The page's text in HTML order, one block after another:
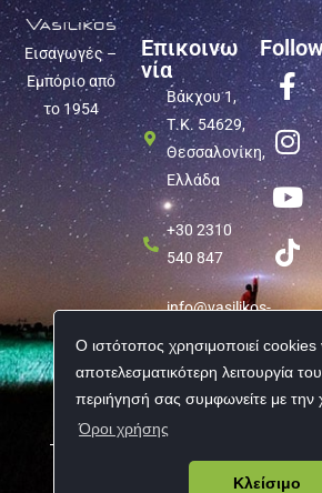
Ο ιστότοπος χρησιμοποιεί cookies
αποτελεσματικότερη λειτουργία
περιήγησή σας συμφωνείτε με
Όροι χρήσης
Κλείσιμο
Εισαγωγές –
Εμπόριο από
το 1954
Επικοινω
νία
Βάκχου 1,
Τ.Κ. 54629,
Θεσσαλονίκη,
Ελλάδα
+30 2310
540 847
info@vasilikos-
Copyright © 2026 Vasilikos Import |